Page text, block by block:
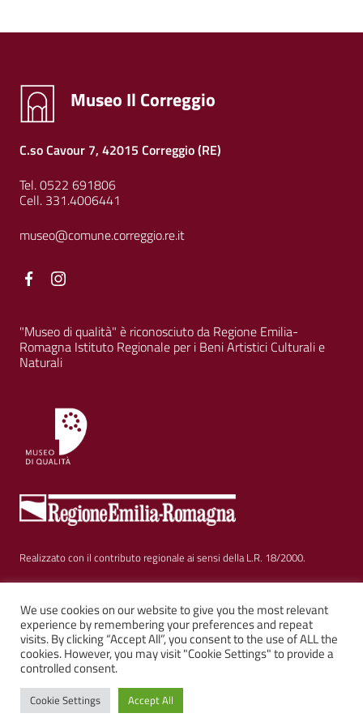
Museo Il Correggio
C.so Cavour 7, 42015 Correggio (RE)
Tel. 0522 691806
Cell. 331.4006441
museo@comune.correggio.re.it
Facebook
"Museo di qualità" è riconosciuto da Regione Emilia-
Romagna Istituto Regionale per i Beni Artistici Culturali e
Naturali
Realizzato con il contributo regionale ai sensi della L.R. 18/2000.
Sezione Link Utili
Privacy | Cookie policy | Note legali | Contatti |
Web solution:Kalimera.it su tema AGID by Italia WP
We use cookies on our website to give you the most relevant
experience by remembering your preferences and repeat
visits. By clicking “Accept All”, you consent to the use of ALL the
cookies. However, you may visit "Cookie Settings" to provide a
controlled consent.
Cookie Settings Accept All